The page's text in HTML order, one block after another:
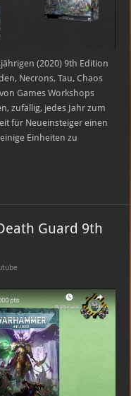
(2020) 9th Edition
Necrons, Tau, Chaos
Games Workshops
zufällig, jedes Jahr zum
für Neueinsteiger einen
Einheiten zu
Guard 9th